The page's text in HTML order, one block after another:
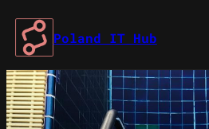
Przejdź
treści
Poland IT Hub